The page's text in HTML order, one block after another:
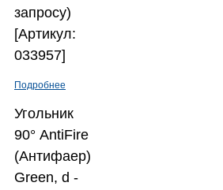
запросу)
[Артикул:
033957]
Подробнее
Угольник
90° AntiFire
(Антифаер)
Green, d -